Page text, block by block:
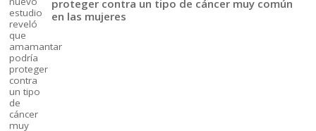
proteger contra un tipo de cáncer muy común
en las mujeres